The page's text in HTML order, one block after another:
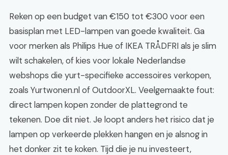
Reken op een budget van €150 tot €300 voor een
basisplan met LED-lampen van goede kwaliteit. Ga
voor merken als Philips Hue of IKEA TRÅDFRI als je slim
wilt schakelen, of kies voor lokale Nederlandse
webshops die yurt-specifieke accessoires verkopen,
zoals Yurtwonen.nl of OutdoorXL. Veelgemaakte fout:
direct lampen kopen zonder de plattegrond te
tekenen. Doe dit niet. Je loopt anders het risico dat je
lampen op verkeerde plekken hangen en je alsnog in
het donker zit te koken. Tijd die je nu investeert,